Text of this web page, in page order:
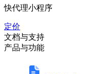
快代理小程序
定价
文档与支持
产品与功能